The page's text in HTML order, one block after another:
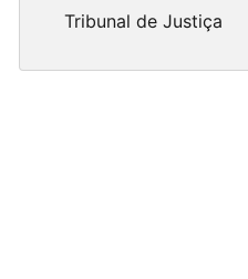
Tribunal de Justiça